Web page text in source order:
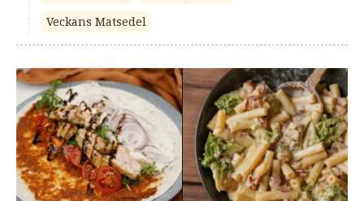
Veckans Matsedel